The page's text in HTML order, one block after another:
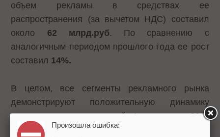
объем рекламы в средствах ее
распространения (за вычетом НДС) составил
около 62 млрд.руб. По сравнению с
аналогичным периодом прошлого года ее рост
составил 14%.
В целом, все сегменты рекламного рынка
демонстрируют положительную динамику
относительно показателей I квартала 2011
года.
Произошла ошибка: